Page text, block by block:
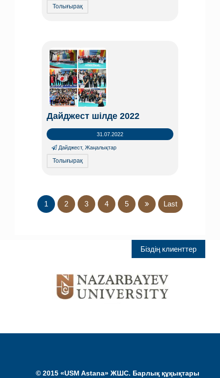
Толығырақ
Дайджест шілде 2022
31.07.2022
Дайджест, Жаңалықтар
Толығырақ
1 2 3 4 5 Last
Біздің клиенттер
© 2015 «USM Astana» ЖШС. Барлық құқықтары